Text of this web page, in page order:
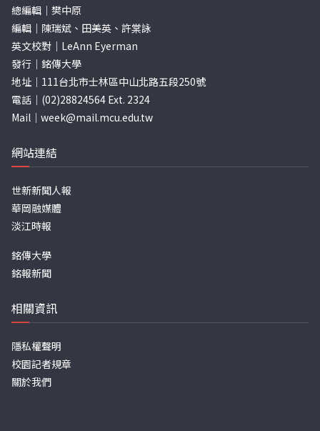
總編輯｜樊中原
編輯｜陳瑞斌、田美英、許棠詠
英文校對｜LeAnn Eyerman
發行｜銘傳大學
地址｜111台北市士林區中山北路五段250號
電話｜(02)28824564 Ext. 2324
Mail｜ week@mail.mcu.edu.tw
網站連結
世新新聞人報
華岡融媒體
淡江時報
銘傳大學
銘報新聞
相關資訊
隱私權聲明
校園記者規章
關於我們